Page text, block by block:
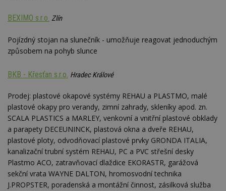
BEXIMO s.r.o. Zlín
Pojízdný stojan na slunečník - umožňuje reagovat jednoduchým
způsobem na pohyb slunce
BKB - Křesťan s.r.o. Hradec Králové
Prodej: plastové okapové systémy REHAU a PLASTMO, malé
plastové okapy pro verandy, zimní zahrady, skleníky apod. zn.
SCALA PLASTICS a MARLEY, venkovní a vnitřní plastové obklady
a parapety DECEUNINCK, plastová okna a dveře REHAU,
plastové ploty, odvodňovací plastové prvky GRONDA ITALIA,
kanalizační trubní systém REHAU, PC a PVC střešní desky
Plastmo ACO, zatravňovací dlaždice EKORASTR, garážová
sekční vrata WAYNE DALTON, hromosvodní technika
J.PROPSTER, poradenská a montážní činnost, zásilková služba